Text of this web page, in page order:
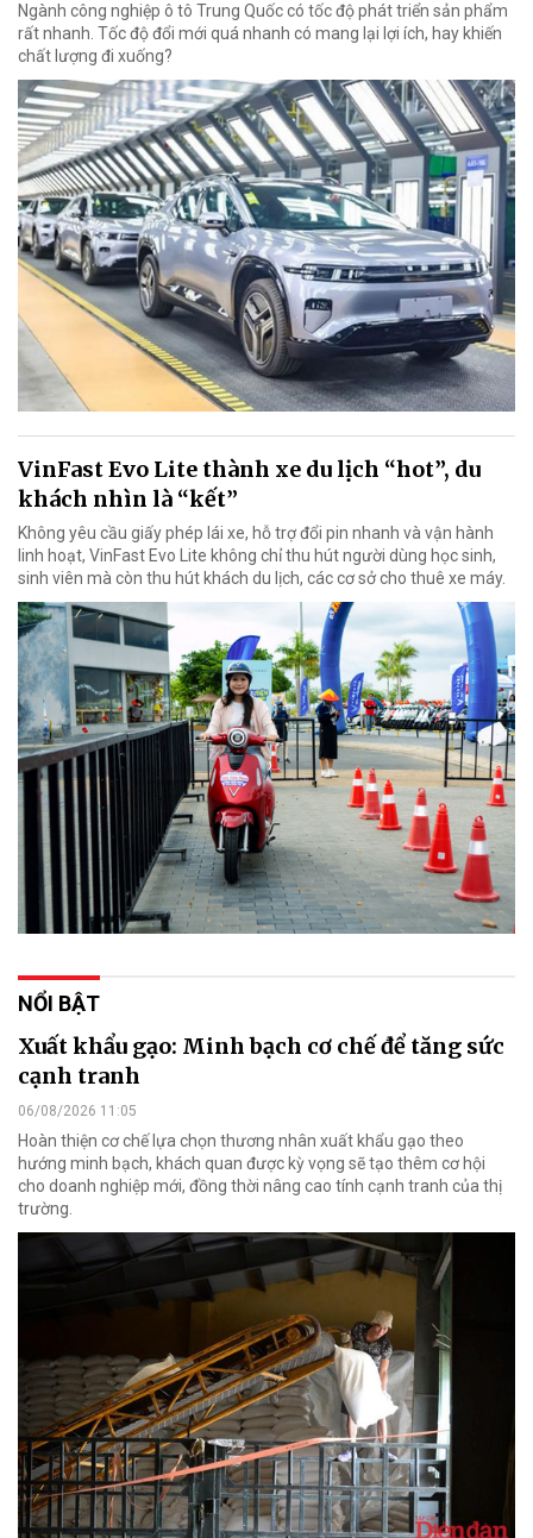
Ngành công nghiệp ô tô Trung Quốc có tốc độ phát triển sản phẩm
rất nhanh. Tốc độ đổi mới quá nhanh có mang lại lợi ích, hay khiến
chất lượng đi xuống?
VinFast Evo Lite thành xe du lịch “hot”, du
khách nhìn là “kết”
Không yêu cầu giấy phép lái xe, hỗ trợ đổi pin nhanh và vận hành
linh hoạt, VinFast Evo Lite không chỉ thu hút người dùng học sinh,
sinh viên mà còn thu hút khách du lịch, các cơ sở cho thuê xe máy.
NỔI BẬT
Xuất khẩu gạo: Minh bạch cơ chế để tăng sức
cạnh tranh
06/08/2026 11:05
Hoàn thiện cơ chế lựa chọn thương nhân xuất khẩu gạo theo
hướng minh bạch, khách quan được kỳ vọng sẽ tạo thêm cơ hội
cho doanh nghiệp mới, đồng thời nâng cao tính cạnh tranh của thị
trường.